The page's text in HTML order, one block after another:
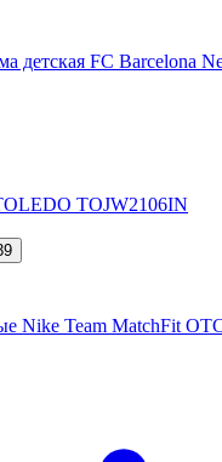
детская FC Barcelona
TOJW2106IN
Nike Team MatchFit